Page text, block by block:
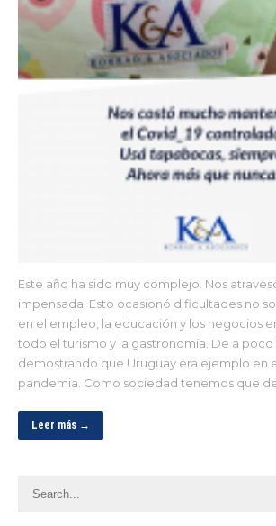
Este año ha sido muy complejo. Nos
impensada. Esto ocasionó dificultades no
en el empleo, la educación y los negocios
todo el turismo y la gastronomía. De a poco
demostrando que Uruguay era ejemplo en
pandemia. Como sociedad tenemos que
Leer más →